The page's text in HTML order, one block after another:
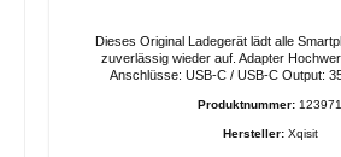
Dieses Original Ladegerät lädt alle Smartphones schnell und
zuverlässig wieder auf. Adapter Hochwertige Verarbeitung
Produktnummer: 123971
Hersteller: Xqisit